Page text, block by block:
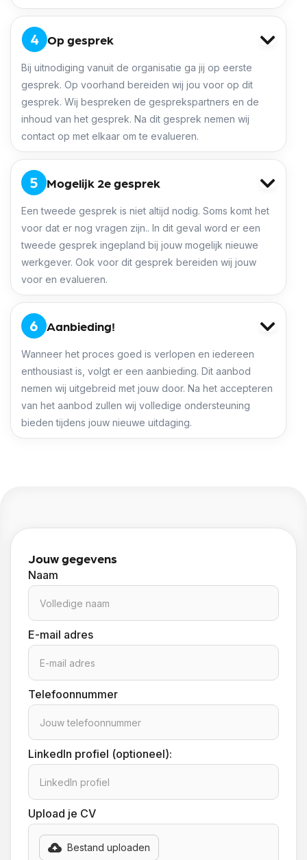
Op gesprek
Bij uitnodiging vanuit de organisatie ga jij op eerste
gesprek. Op voorhand bereiden wij jou voor op dit
gesprek. Wij bespreken de gesprekspartners en de
inhoud van het gesprek. Na dit gesprek nemen wij
contact op met elkaar om te evalueren.
Mogelijk 2e gesprek
Een tweede gesprek is niet altijd nodig. Soms komt het
voor dat er nog vragen zijn.. In dit geval word er een
tweede gesprek ingepland bij jouw mogelijk nieuwe
werkgever. Ook voor dit gesprek bereiden wij jouw
voor en evalueren.
Aanbieding!
Wanneer het proces goed is verlopen en iedereen
enthousiast is, volgt er een aanbieding. Dit aanbod
nemen wij uitgebreid met jouw door. Na het accepteren
van het aanbod zullen wij volledige ondersteuning
bieden tijdens jouw nieuwe uitdaging.
Jouw gegevens
Naam
E-mail adres
Telefoonnummer
LinkedIn profiel (optioneel):
Upload je CV
Bestand uploaden